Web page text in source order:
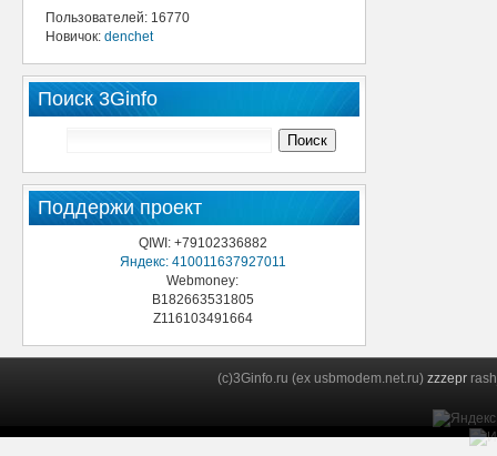
Пользователей: 16770
Новичок: denchet
Поиск 3Ginfo
Поддержи проект
QIWI: +79102336882
Яндекс: 410011637927011
Webmoney:
B182663531805
Z116103491664
(c)3Ginfo.ru (ex usbmodem.net.ru) zzzepr